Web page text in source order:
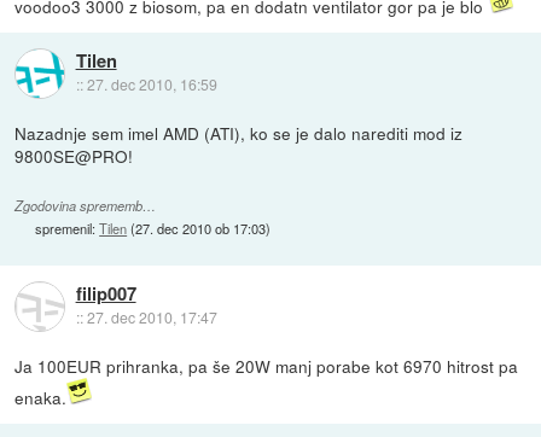
voodoo3 3000 z biosom, pa en dodatn ventilator gor pa je blo
Tilen
::27. dec 2010, 16:59
Nazadnje sem imel AMD (ATI), ko se je dalo narediti mod iz
9800SE@PRO!
Zgodovina sprememb…
spremenil:Tilen(27. dec 2010 ob 17:03)
filip007
::27. dec 2010, 17:47
Ja 100EUR prihranka, pa še 20W manj porabe kot 6970 hitrost pa
enaka.